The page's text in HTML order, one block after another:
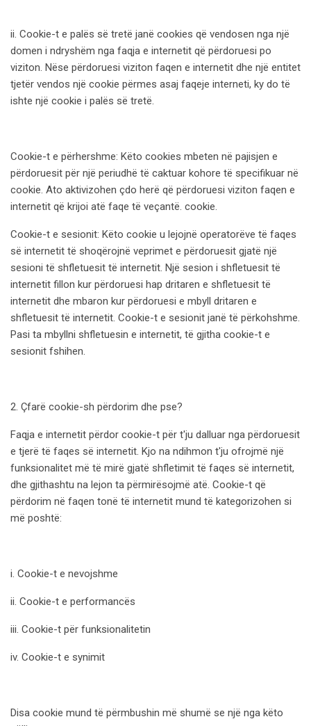
ii. Cookie-t e palës së tretë janë cookies që vendosen nga një
domen i ndryshëm nga faqja e internetit që përdoruesi po
viziton. Nëse përdoruesi viziton faqen e internetit dhe një entitet
tjetër vendos një cookie përmes asaj faqeje interneti, ky do të
ishte një cookie i palës së tretë.
Cookie-t e përhershme: Këto cookies mbeten në pajisjen e
përdoruesit për një periudhë të caktuar kohore të specifikuar në
cookie. Ato aktivizohen çdo herë që përdoruesi viziton faqen e
internetit që krijoi atë faqe të veçantë. cookie.
Cookie-t e sesionit: Këto cookie u lejojnë operatorëve të faqes
së internetit të shoqërojnë veprimet e përdoruesit gjatë një
sesioni të shfletuesit të internetit. Një sesion i shfletuesit të
internetit fillon kur përdoruesi hap dritaren e shfletuesit të
internetit dhe mbaron kur përdoruesi e mbyll dritaren e
shfletuesit të internetit. Cookie-t e sesionit janë të përkohshme.
Pasi ta mbyllni shfletuesin e internetit, të gjitha cookie-t e
sesionit fshihen.
2. Çfarë cookie-sh përdorim dhe pse?
Faqja e internetit përdor cookie-t për t'ju dalluar nga përdoruesit
e tjerë të faqes së internetit. Kjo na ndihmon t'ju ofrojmë një
funksionalitet më të mirë gjatë shfletimit të faqes së internetit,
dhe gjithashtu na lejon ta përmirësojmë atë. Cookie-t që
përdorim në faqen tonë të internetit mund të kategorizohen si
më poshtë:
i. Cookie-t e nevojshme
ii. Cookie-t e performancës
iii. Cookie-t për funksionalitetin
iv. Cookie-t e synimit
Disa cookie mund të përmbushin më shumë se një nga këto